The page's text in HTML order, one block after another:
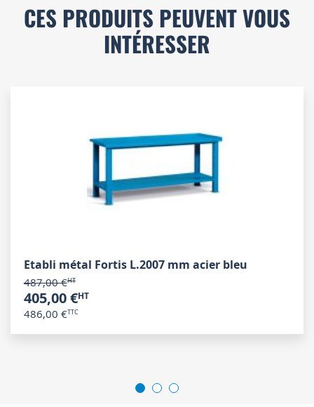
CES PRODUITS PEUVENT VOUS
INTÉRESSER
Etabli métal Fortis L.2007 mm acier bleu
487,00 €
405,00 €
486,00 €